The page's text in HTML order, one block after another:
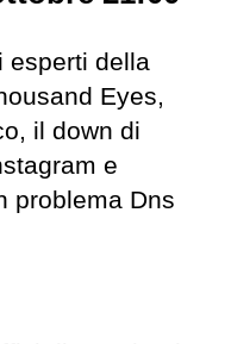
esperti della
Eyes,
il down di
e
problema Dns